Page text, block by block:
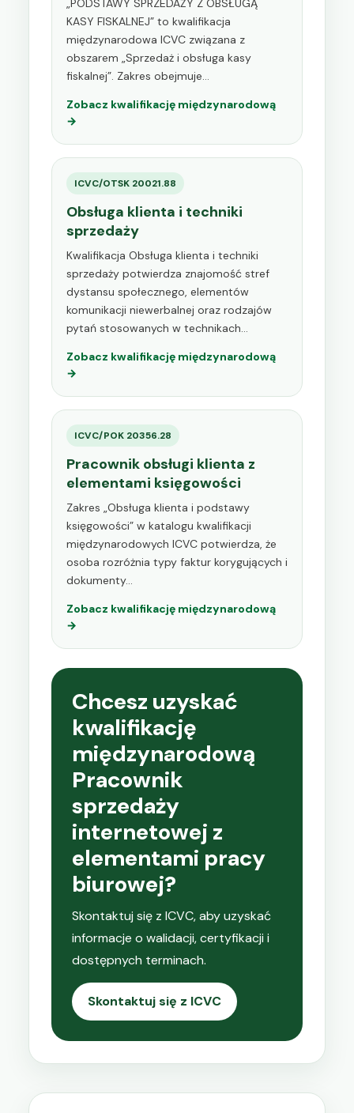
„PODSTAWY SPRZEDAŻY Z OBSŁUGĄ
KASY FISKALNEJ” to kwalifikacja
międzynarodowa ICVC związana z
obszarem „Sprzedaż i obsługa kasy
fiskalnej”. Zakres obejmuje…
Zobacz kwalifikację międzynarodową
→
ICVC/OTSK 20021.88
Obsługa klienta i techniki
sprzedaży
Kwalifikacja Obsługa klienta i techniki
sprzedaży potwierdza znajomość stref
dystansu społecznego, elementów
komunikacji niewerbalnej oraz rodzajów
pytań stosowanych w technikach…
Zobacz kwalifikację międzynarodową
→
ICVC/POK 20356.28
Pracownik obsługi klienta z
elementami księgowości
Zakres „Obsługa klienta i podstawy
księgowości” w katalogu kwalifikacji
międzynarodowych ICVC potwierdza, że
osoba rozróżnia typy faktur korygujących i
dokumenty…
Zobacz kwalifikację międzynarodową
→
Chcesz uzyskać
kwalifikację
międzynarodową
Pracownik
sprzedaży
internetowej z
elementami pracy
biurowej?
Skontaktuj się z ICVC, aby uzyskać
informacje o walidacji, certyfikacji i
dostępnych terminach.
Skontaktuj się z ICVC